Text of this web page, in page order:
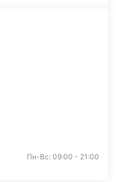
Пн-Вс: 09:00 - 21:00